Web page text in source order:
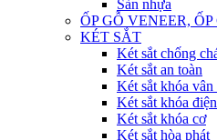
Sàn nhựa
ỐP GỖ VENEER,
KÉT SẮT
Két sắt chống
Két sắt an toàn
Két sắt khóa vân
Két sắt khóa
Két sắt khóa cơ
Két sắt hòa phát